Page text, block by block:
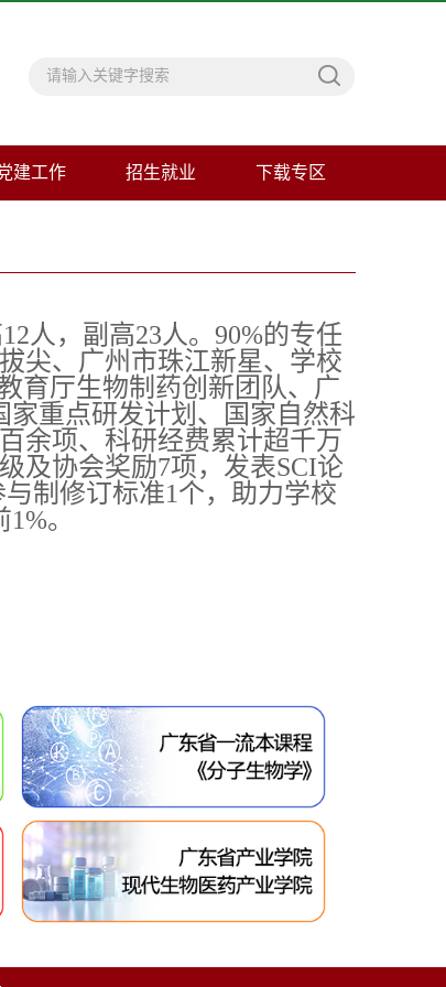
建工作 招生就业 下载专区
人，副高23人。90%的专任
尖、广州市珠江新星、学校
育厅生物制药创新团队、广
重点研发计划、国家自然科
余项、科研经费累计超千万
及协会奖励7项，发表SCI论
制修订标准1个，助力学校
。